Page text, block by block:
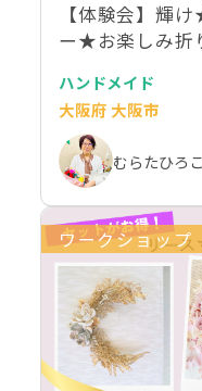
【体験会】輝
ー★お楽しみ
ハンドメイド
大阪府 大阪市
むらたひろこ
ワークショップ